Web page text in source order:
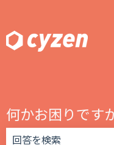
何かお困りです